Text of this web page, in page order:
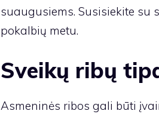
suaugusiems. Susisiekite su
pokalbių metu.
Sveikų ribų
Asmeninės ribos gali būti